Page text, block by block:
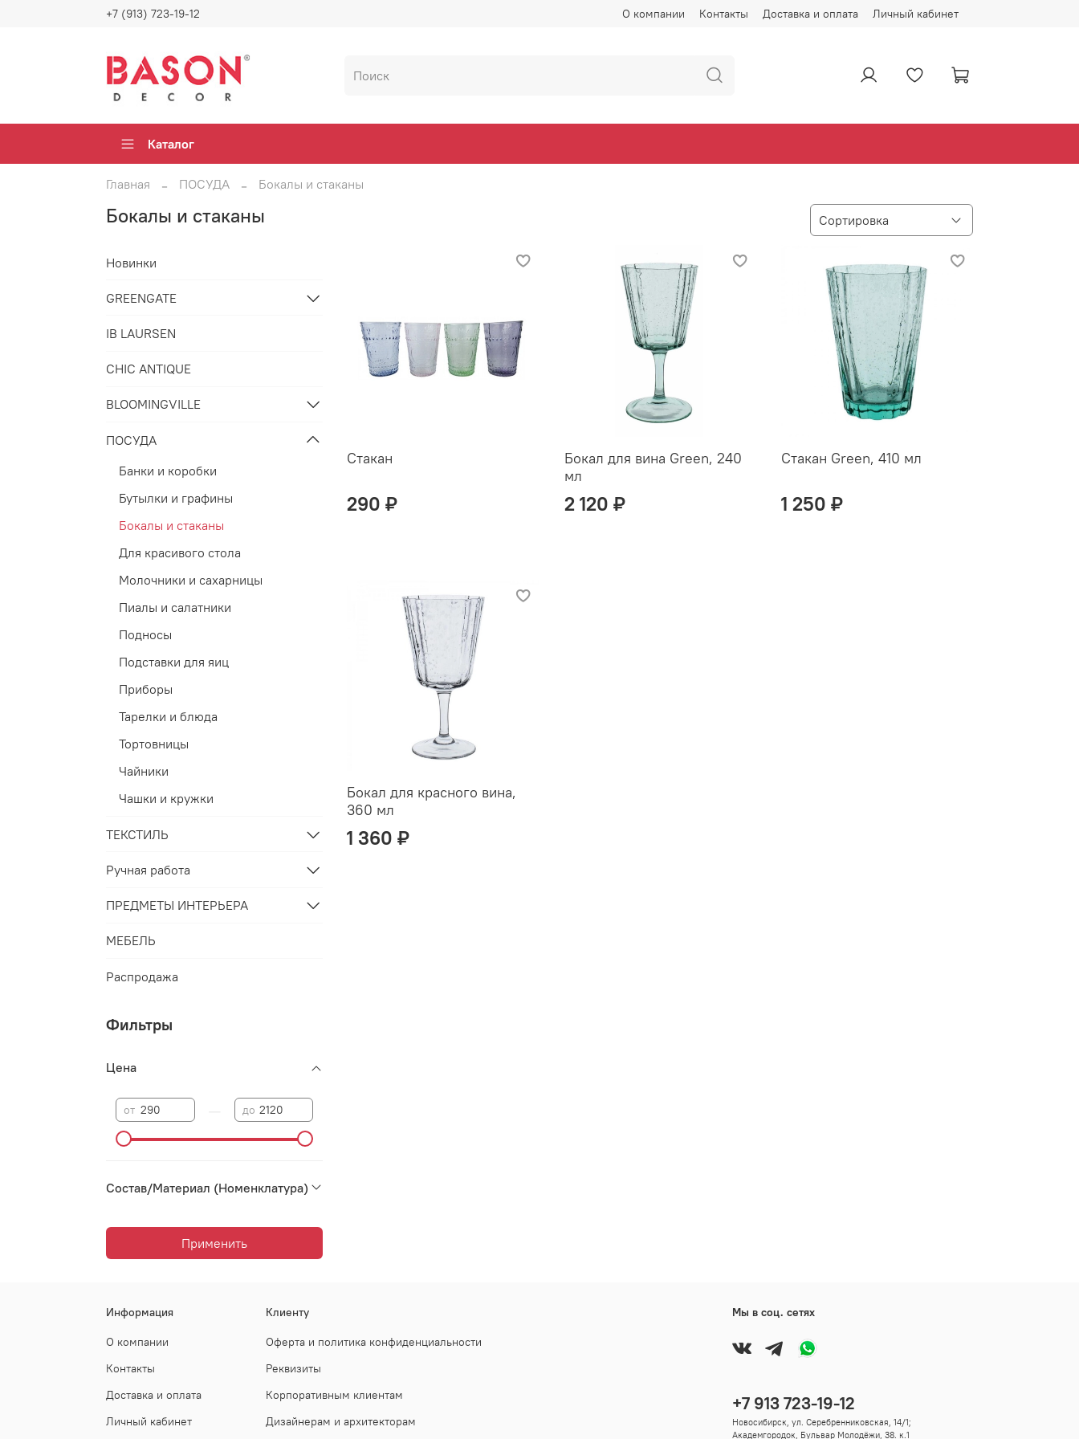
О компании Контакты Доставка и оплата Личный кабинет
+7 (913) 723-19-12
Каталог
Главная ПОСУДА Бокалы и стаканы
Бокалы и стаканы
Стакан
290 ₽
Бокал для вина Green, 240
мл
2 120 ₽
Стакан Green, 410 мл
1 250 ₽
Бокал для красного вина,
360 мл
1 360 ₽
Новинки
GREENGATE
IB LAURSEN
CHIC ANTIQUE
BLOOMINGVILLE
ПОСУДА
Банки и коробки
Бутылки и графины
Бокалы и стаканы
Для красивого стола
Молочники и сахарницы
Пиалы и салатники
Подносы
Подставки для яиц
Приборы
Тарелки и блюда
Тортовницы
Чайники
Чашки и кружки
ТЕКСТИЛЬ
Ручная работа
ПРЕДМЕТЫ ИНТЕРЬЕРА
МЕБЕЛЬ
Распродажа
Фильтры
Цена
от до
Состав/Материал (Номенклатура)
Применить
Информация
О компании
Контакты
Доставка и оплата
Личный кабинет
Клиенту
Оферта и политика конфиденциальности
Реквизиты
Корпоративным клиентам
Дизайнерам и архитекторам
Мы в соц. сетях
+7 913 723-19-12
Новосибирск, ул. Серебренниковская, 14/1;
Академгородок, Бульвар Молодёжи, 38. к.1